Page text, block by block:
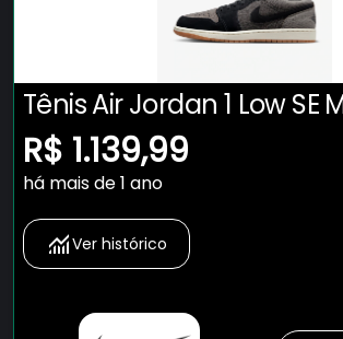
Tênis Air Jordan 1 Low SE
R$ 1.139,99
há mais de 1 ano
Ver histórico